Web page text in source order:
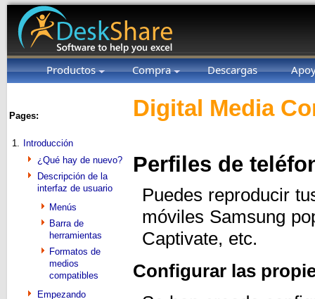
Productos Compra Descargas
Pages:
1.
Introducción
¿Qué hay de nuevo?
Descripción de la
interfaz de usuario
Menús
Barra de
herramientas
Formatos de
medios
compatibles
Empezando
Digital Media
Perfiles de
Puedes reproducir
móviles Samsung
Captivate, etc.
Configurar las